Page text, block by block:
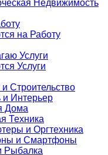
Недвижимость
на Работу
Услуги
Услуги
Строительство
и Интерьер
Дома
Техника
и Оргтехника
и Смартфоны
Рыбалка